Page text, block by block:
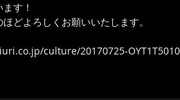
す！
どよろしくお願いいたします。
culture/20170725-